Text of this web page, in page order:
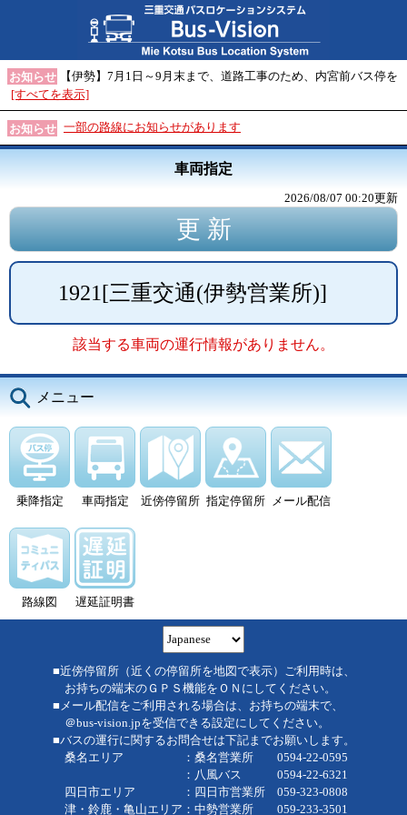
お知らせ
【伊勢】7月1日～9月末まで、道路工事のため、内宮前バス停を
[すべてを表示]
お知らせ 一部の路線にお知らせがあります
車両指定
2026/08/07 00:20更新
1921[三重交通(伊勢営業所)]
該当する車両の運行情報がありません。
メニュー
乗降指定 車両指定 近傍停留所 指定停留所 メール配信
路線図 遅延証明書
■近傍停留所（近くの停留所を地図で表示）ご利用時は、
お持ちの端末のＧＰＳ機能をＯＮにしてください。
■メール配信をご利用される場合は、お持ちの端末で、
＠bus-vision.jpを受信できる設定にしてください。
■バスの運行に関するお問合せは下記までお願いします。
桑名エリア ：桑名営業所 0594-22-0595
：八風バス 0594-22-6321
四日市エリア ：四日市営業所 059-323-0808
津・鈴鹿・亀山エリア：中勢営業所 059-233-3501